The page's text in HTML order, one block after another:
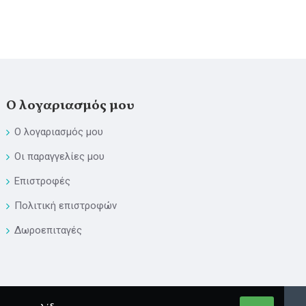
Ο λογαριασμός μου
Ο λογαριασμός μου
Οι παραγγελίες μου
Επιστροφές
Πολιτική επιστροφών
Δωροεπιταγές